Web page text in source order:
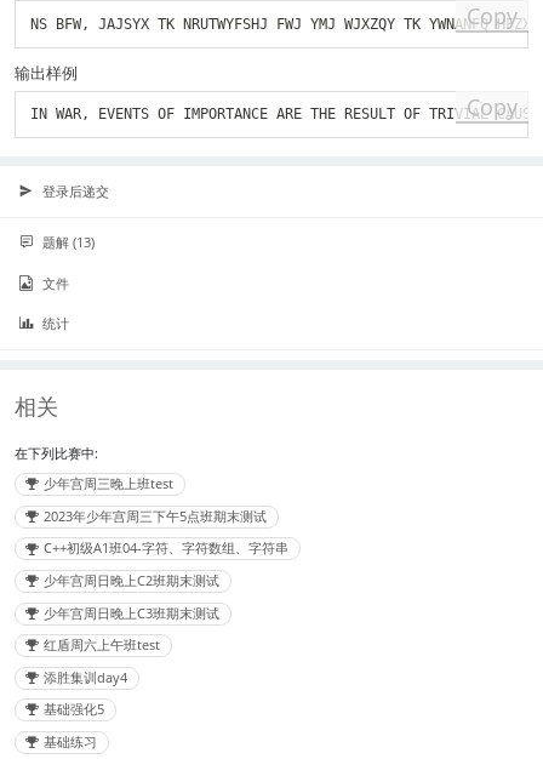
NS BFW, Copy
输出样例
IN WAR, Copy
登录后递交
题解 (13)
文件
统计
相关
在下列比赛中:
少年宫周三晚上班test
2023年少年宫周三下午5点班期末测试
C++初级A1班04-字符、字符数组、字符串
少年宫周日晚上C2班期末测试
少年宫周日晚上C3班期末测试
红盾周六上午班test
添胜集训day4
基础强化5
基础练习